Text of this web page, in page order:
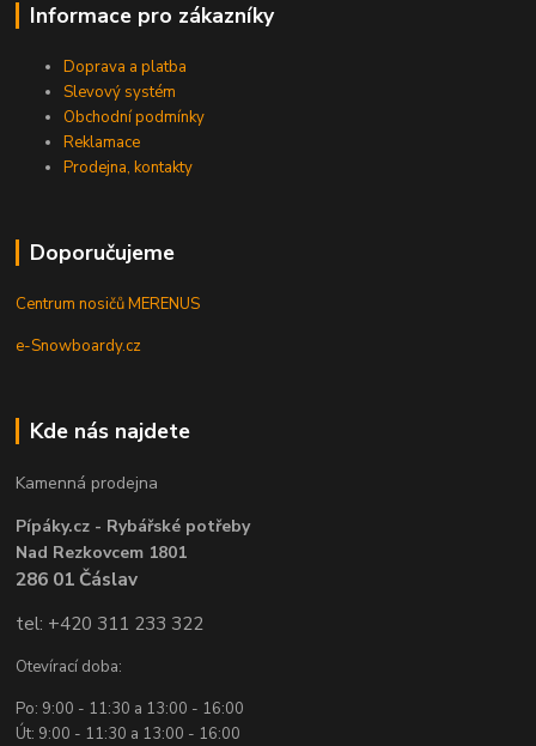
Informace pro zákazníky
Doprava a platba
Slevový systém
Obchodní podmínky
Reklamace
Prodejna, kontakty
Doporučujeme
Centrum nosičů MERENUS
e-Snowboardy.cz
Kde nás najdete
Kamenná prodejna
Pípáky.cz - Rybářské potřeby
Nad Rezkovcem 1801
286 01 Čáslav
tel: +420 311 233 322
Otevírací doba:
Po: 9:00 - 11:30 a 13:00 - 16:00
Út: 9:00 - 11:30 a 13:00 - 16:00